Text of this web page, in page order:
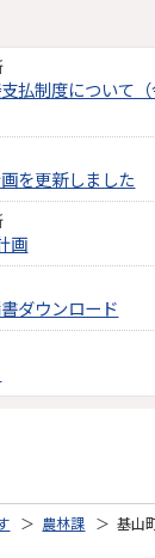
払制度について
を更新しました
画
ダウンロード
＞ 農林課 ＞ 基山